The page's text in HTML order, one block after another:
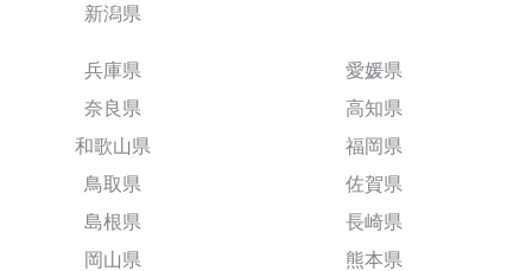
新潟県
兵庫県
奈良県
和歌山県
鳥取県
島根県
岡山県
愛媛県
高知県
福岡県
佐賀県
長崎県
熊本県